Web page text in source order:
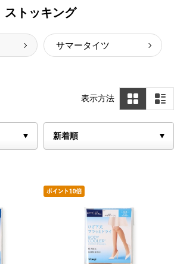
ストッキング
サマータイツ
表示方法